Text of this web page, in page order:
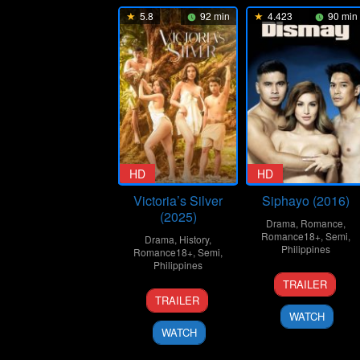
5.8 92 min
HD
Victoria’s Silver
(2025)
Drama, History,
Romance18+, Semi,
Philippines
15
Aug
2025
Mac
Alejandre
TRAILER
WATCH
4.423 90 min
HD
Siphayo (2016)
Drama, Romance,
Romance18+, Semi,
Philippines
3
Oct
2016
Joel
Lamangan
TRAILER
WATCH